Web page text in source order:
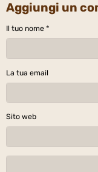
Aggiungi un
Il tuo nome
La tua email
Sito web